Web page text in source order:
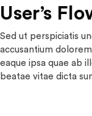
User’s
Sed ut perspiciatis
accusantium
eaque ipsa quae ab
beatae vitae dicta